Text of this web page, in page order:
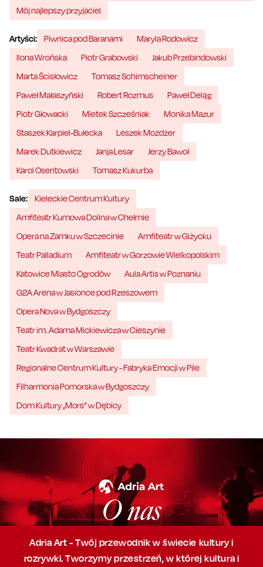
Mój najlepszy przyjaciel
Artyści: Piwnica pod Baranami
Maryla Rodowicz
Ilona Wrońska
Piotr Grabowski
Jakub Przebindowski
Marta Ścisłowicz
Tomasz Schimscheiner
Paweł Małaszyński
Robert Rozmus
Paweł Deląg
Piotr Głowacki
Mietek Szcześniak
Monika Mazur
Staszek Karpiel-Bułecka
Leszek Możdżer
Marek Dutkiewicz
Janja Lesar
Jerzy Bawoł
Karol Osentowski
Tomasz Kukurba
Sale:
Kieleckie Centrum Kultury
Amfiteatr Kumowa Dolina w Chełmie
Opera na Zamku w Szczecinie
Amfiteatr w Giżycku
Teatr Palladium
Amfiteatr w Gorzowie Wielkopolskim
Katowice Miasto Ogrodów
Aula Artis w Poznaniu
G2A Arena w Jasionce pod Rzeszowem
Opera Nova w Bydgoszczy
Teatr im. Adama Mickiewicza w Cieszynie
Teatr Kwadrat w Warszawie
Regionalne Centrum Kultury - Fabryka Emocji w Pile
Filharmonia Pomorska w Bydgoszczy
Dom Kultury „Mors” w Dębicy
O nas
Adria Art - Twój przewodnik w świecie kultury i
rozrywki. Tworzymy przestrzeń,w której kultura i